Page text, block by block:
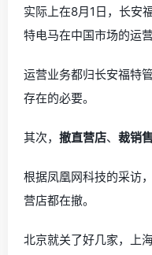
实际上在8月1日，长安
特电马在中国市场的运营
运营业务都归长安福特
存在的必要。
其次， 撤直营店、 裁销
根据凤凰网科技的采访
营店都在撤。
北京就关了好几家，上